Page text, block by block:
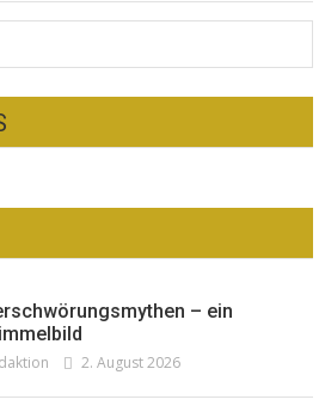
mit Summer Sale und
neuer Kollektion
Redaktion 19. Juli 2026
der Honig? – Neue EU-
gelten 14. Juni
– ein
2. August 2026